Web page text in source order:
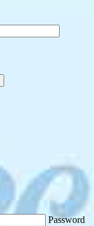
Password